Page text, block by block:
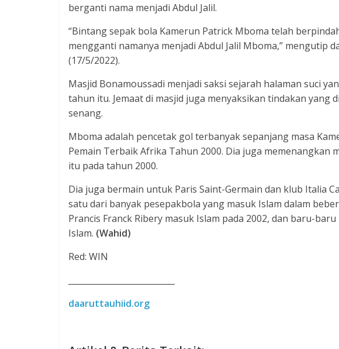
berganti nama menjadi Abdul Jalil.
“Bintang sepak bola Kamerun Patrick Mboma telah
mengganti namanya menjadi Abdul Jalil Mboma,” mengutip
(17/5/2022).
Masjid Bonamoussadi menjadi saksi sejarah halaman suci
tahun itu. Jemaat di masjid juga menyaksikan tindakan yang
senang.
Mboma adalah pencetak gol terbanyak sepanjang masa
Pemain Terbaik Afrika Tahun 2000. Dia juga memenangkan
itu pada tahun 2000.
Dia juga bermain untuk Paris Saint-Germain dan klub Italia
satu dari banyak pesepakbola yang masuk Islam dalam
Prancis Franck Ribery masuk Islam pada 2002, dan baru-
Islam. (Wahid)
Red: WIN
daaruttauhiid.org